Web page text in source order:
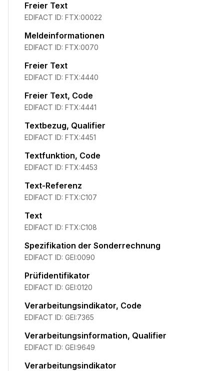
Freier Text
EDIFACT ID: FTX:00022
Meldeinformationen
EDIFACT ID: FTX:0070
Freier Text
EDIFACT ID: FTX:4440
Freier Text, Code
EDIFACT ID: FTX:4441
Textbezug, Qualifier
EDIFACT ID: FTX:4451
Textfunktion, Code
EDIFACT ID: FTX:4453
Text-Referenz
EDIFACT ID: FTX:C107
Text
EDIFACT ID: FTX:C108
Spezifikation der Sonderrechnung
EDIFACT ID: GEI:0090
Prüfidentifikator
EDIFACT ID: GEI:0120
Verarbeitungsindikator, Code
EDIFACT ID: GEI:7365
Verarbeitungsinformation, Qualifier
EDIFACT ID: GEI:9649
Verarbeitungsindikator